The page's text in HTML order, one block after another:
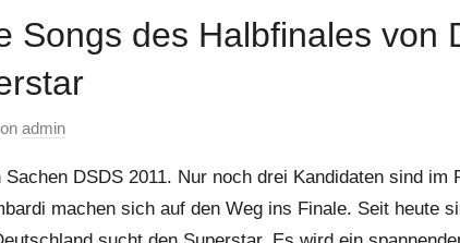
Songs des Halbfinales von
admin
DSDS 2011. Nur noch drei Kandidaten sind im
machen sich auf den Weg ins Finale. Seit heute